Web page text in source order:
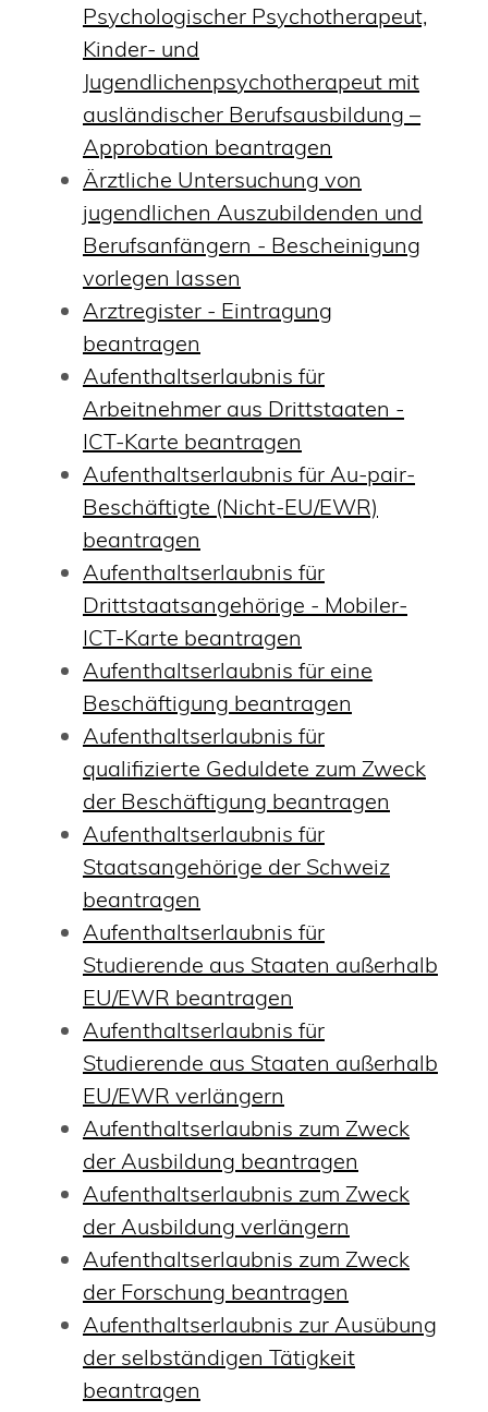
Psychologischer Psychotherapeut,
Kinder- und
Jugendlichenpsychotherapeut mit
ausländischer Berufsausbildung –
Approbation beantragen
Ärztliche Untersuchung von
jugendlichen Auszubildenden und
Berufsanfängern - Bescheinigung
vorlegen lassen
Arztregister - Eintragung
beantragen
Aufenthaltserlaubnis für
Arbeitnehmer aus Drittstaaten -
ICT-Karte beantragen
Aufenthaltserlaubnis für Au-pair-
Beschäftigte (Nicht-EU/EWR)
beantragen
Aufenthaltserlaubnis für
Drittstaatsangehörige - Mobiler-
ICT-Karte beantragen
Aufenthaltserlaubnis für eine
Beschäftigung beantragen
Aufenthaltserlaubnis für
qualifizierte Geduldete zum Zweck
der Beschäftigung beantragen
Aufenthaltserlaubnis für
Staatsangehörige der Schweiz
beantragen
Aufenthaltserlaubnis für
Studierende aus Staaten außerhalb
EU/EWR beantragen
Aufenthaltserlaubnis für
Studierende aus Staaten außerhalb
EU/EWR verlängern
Aufenthaltserlaubnis zum Zweck
der Ausbildung beantragen
Aufenthaltserlaubnis zum Zweck
der Ausbildung verlängern
Aufenthaltserlaubnis zum Zweck
der Forschung beantragen
Aufenthaltserlaubnis zur Ausübung
der selbständigen Tätigkeit
beantragen